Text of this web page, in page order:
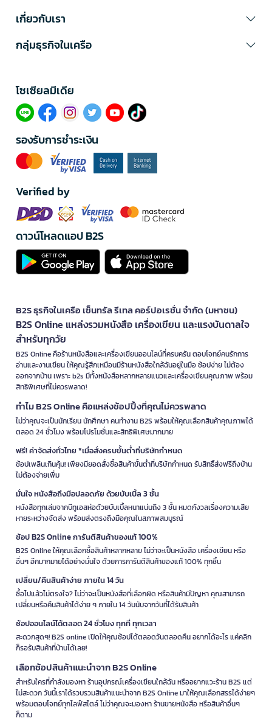
เกี่ยวกับเรา
กลุ่มธุรกิจในเครือ
โซเซียลมีเดีย​
รองรับการชำระเงิน
Verified by
ดาวน์โหลดแอป B2S
B2S ธุรกิจในเครือ เซ็นทรัล รีเทล คอร์ปอเรชั่น จำกัด (มหาชน)
B2S Online แหล่งรวมหนังสือ เครื่องเขียน และแรงบันดาลใจ
สำหรับทุกวัย
B2S Online คือร้านหนังสือและเครื่องเขียนออนไลน์ที่ครบครัน ตอบโจทย์คนรักการ
อ่านและงานเขียน ให้คุณรู้สึกเหมือนมีร้านหนังสือใกล้ฉันอยู่ในมือ ช้อปง่าย ไม่ต้อง
ออกจากบ้าน เพราะ b2s มีทั้งหนังสือหลากหลายแนวและเครื่องเขียนคุณภาพ พร้อม
สิทธิพิเศษที่ไม่ควรพลาด!
ทำไม B2S Online คือแหล่งช้อปปิ้งที่คุณไม่ควรพลาด
ไม่ว่าคุณจะเป็นนักเรียน นักศึกษา คนทำงาน B2S พร้อมให้คุณเลือกสินค้าคุณภาพได้
ตลอด 24 ชั่วโมง พร้อมโปรโมชั่นและสิทธิพิเศษมากมาย
ฟรี! ค่าจัดส่งทั่วไทย *เมื่อสั่งครบขั้นต่ำที่บริษัทกำหนด
ช้อปเพลินเกินคุ้ม! เพียงมียอดสั่งซื้อสินค้าขั้นต่ำที่บริษัทกำหนด รับสิทธิ์ส่งฟรีถึงบ้าน
ไม่ต้องจ่ายเพิ่ม
มั่นใจ หนังสือถึงมือปลอดภัย ด้วยบับเบิ้ล 3 ชั้น
หนังสือทุกเล่มจากบีทูเอสห่อด้วยบับเบิ้ลหนาแน่นถึง 3 ชั้น หมดกังวลเรื่องความเสีย
หายระหว่างจัดส่ง พร้อมส่งตรงถึงมือคุณในสภาพสมบูรณ์
ช้อป B2S Online การันตีสินค้าของแท้ 100%
B2S Online ให้คุณเลือกซื้อสินค้าหลากหลาย ไม่ว่าจะเป็นหนังสือ เครื่องเขียน หรือ
อื่นๆ อีกมากมายได้อย่างมั่นใจ ด้วยการการันตีสินค้าของแท้ 100% ทุกชิ้น
เปลี่ยน/คืนสินค้าง่าย ภายใน 14 วัน
ซื้อไปแล้วไม่ตรงใจ? ไม่ว่าจะเป็นหนังสือที่เลือกผิด หรือสินค้ามีปัญหา คุณสามารถ
เปลี่ยนหรือคืนสินค้าได้ง่าย ๆ ภายใน 14 วันนับจากวันที่ได้รับสินค้า
ช้อปออนไลน์ได้ตลอด 24 ชั่วโมง ทุกที่ ทุกเวลา
สะดวกสุดๆ! B2S online เปิดให้คุณช้อปได้ตลอดวันตลอดคืน อยากได้อะไร แค่คลิก
ก็รอรับสินค้าที่บ้านได้เลย!
เลือกช้อปสินค้าแนะนำจาก B2S Online
สำหรับใครที่กำลังมองหา ร้านอุปกรณ์เครื่องเขียนใกล้ฉัน หรืออยากแวะร้าน B2S แต่
ไม่สะดวก วันนี้เราได้รวบรวมสินค้าแนะนำจาก B2S Online มาให้คุณเลือกสรรได้ง่ายๆ
พร้อมตอบโจทย์ทุกไลฟ์สไตล์ ไม่ว่าคุณจะมองหา ร้านขายหนังสือ หรือสินค้าอื่นๆ
ก็ตาม